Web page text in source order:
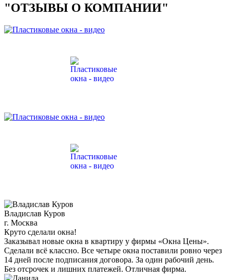
"ОТЗЫВЫ О КОМПАНИИ"
Владислав Куров
г. Москва
Круто сделали окна!
Заказывал новые окна в квартиру у фирмы «Окна Цены».
Сделали всё классно. Все четыре окна поставили ровно через
14 дней после подписания договора. За один рабочий день.
Без отсрочек и лишних платежей. Отличная фирма.